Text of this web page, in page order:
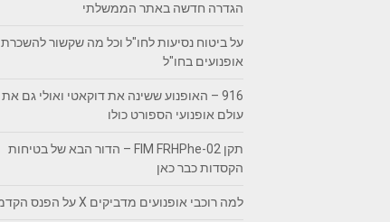
הגדרה חדשה באתר הממשלתי
על ביטוח נסיעות לחו"ל וכל מה שקשור להשכרת
אופנועים בחו"ל
916 – האופנוע ששינה את דוקאטי ואולי גם את
עולם אופנועי הספורט כולו
תקן FIM FRHPhe-02 – הדור הבא של בטיחות
הקסדות כבר כאן
למה רוכבי אופנועים מדביקים X על הפנס הקדמי?